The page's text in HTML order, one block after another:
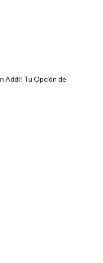
Addi! Tu Opción de